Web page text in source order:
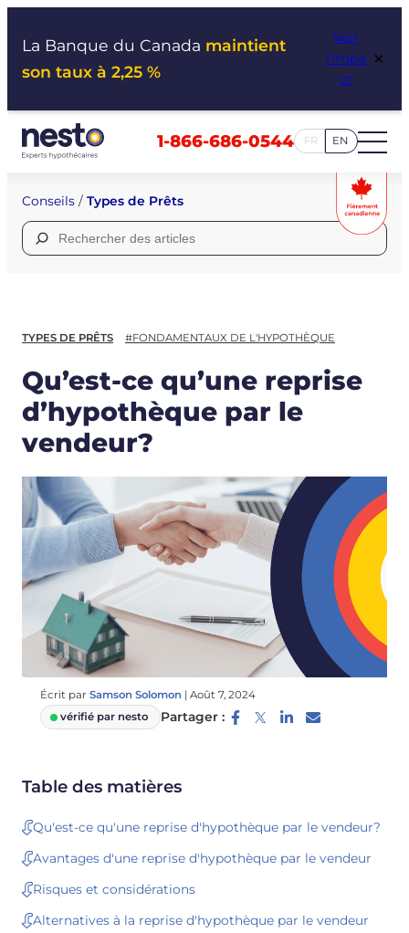
La Banque du Canada maintient
son taux à 2,25 %
Voir
l’impa
ct
×
1-866-686-0544 FR EN
Conseils / Types de Prêts
Rechercher :
TYPES DE PRÊTS #FONDAMENTAUX DE L'HYPOTHÈQUE
Qu’est-ce qu’une reprise
d’hypothèque par le
vendeur?
Écrit par Samson Solomon | Août 7, 2024
vérifié par nesto
Partager :
Table des matières
Qu'est-ce qu'une reprise d'hypothèque par le vendeur?
Avantages d'une reprise d'hypothèque par le vendeur
Risques et considérations
Alternatives à la reprise d'hypothèque par le vendeur